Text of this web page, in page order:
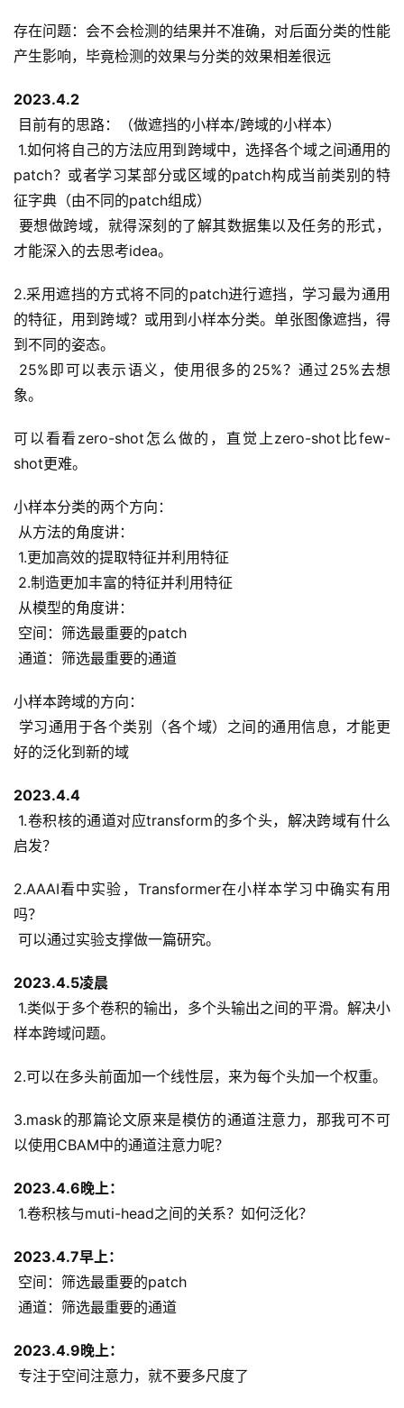
存在问题：会不会检测的结果并不准确，对后面分类的性能
产生影响，毕竟检测的效果与分类的效果相差很远
2023.4.2
目前有的思路：（做遮挡的小样本/跨域的小样本）
patch？或者学习某部分或区域的patch构成当前类别的特
征字典（由不同的patch组成）
才能深入的去思考idea。
2.采用遮挡的方式将不同的patch进行遮挡，学习最为通用
的特征，用到跨域？或用到小样本分类。单张图像遮挡，得
到不同的姿态。
象。
可以看看zero-shot怎么做的，直觉上zero-shot比few-
shot更难。
小样本分类的两个方向：
从方法的角度讲：
1.更加高效的提取特征并利用特征
2.制造更加丰富的特征并利用特征
从模型的角度讲：
空间：筛选最重要的patch
通道：筛选最重要的通道
小样本跨域的方向：
好的泛化到新的域
2023.4.4
启发？
2.AAAI看中实验，Transformer在小样本学习中确实有用
吗？
可以通过实验支撑做一篇研究。
2023.4.5凌晨
样本跨域问题。
2.可以在多头前面加一个线性层，来为每个头加一个权重。
3.mask的那篇论文原来是模仿的通道注意力，那我可不可
以使用CBAM中的通道注意力呢？
2023.4.6晚上：
1.卷积核与muti-head之间的关系？如何泛化？
2023.4.7早上：
空间：筛选最重要的patch
通道：筛选最重要的通道
2023.4.9晚上：
专注于空间注意力，就不要多尺度了